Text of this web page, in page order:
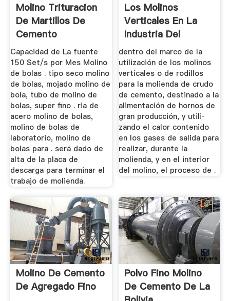
Molino Trituracion
De Martillos De
Cemento
Capacidad de La fuente
150 Set/s por Mes Molino
de bolas . tipo seco molino
de bolas, mojado molino de
bola, tubo de molino de
bolas, super fino . ria de
acero molino de bolas,
molino de bolas de
laboratorio, molino de
bolas para . será dado de
alta de la placa de
descarga para terminar el
trabajo de molienda.
Los Molinos
Verticales En La
Industria Del
Cemento
dentro del marco de la
utilización de los molinos
verticales o de rodillos
para la molienda de crudo
de cemento, destinado a la
alimentación de hornos de
gran producción, y utili­
zando el calor contenido
en los gases de salida para
realizar, durante la
molienda, y en el interior
del molino, el proceso de .
Molino De Cemento
De Agregado Fino
Polvo Fino Molino
De Cemento De La